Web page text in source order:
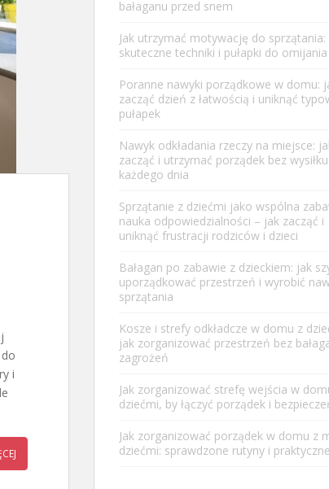
i
bałaganu przed snem
Jak utrzymać motywację do sprzątania:
skuteczne techniki i pułapki do omijania
Poranne nawyki porządkowe w domu:
zacząć dzień z łatwością i uniknąć
pułapek
Nawyk odkładania rzeczy na miejsce:
zacząć i utrzymać porządek bez wysiłku
każdego dnia
Sprzątanie z dziećmi jako wspólna
nauka odpowiedzialności – jak zacząć i
uniknąć frustracji rodziców i dzieci
Bałagan po zabawie z dzieckiem: jak
uporządkować przestrzeń i wyrobić
sprzątania
Kosze i strefy odkładcze w domu z
jak zorganizować przestrzeń bez
zagrożeń
Jak zorganizować strefę wejścia w
dziećmi, by łączyć porządek i
Jak zorganizować porządek w domu z
dziećmi: sprawdzone rutyny i